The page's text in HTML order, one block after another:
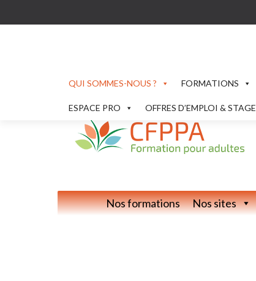
QUI SOMMES-NOUS ? FORMATIONS
ESPACE PRO OFFRES D’EMPLOI & STAGE
Nos formations Nos sites